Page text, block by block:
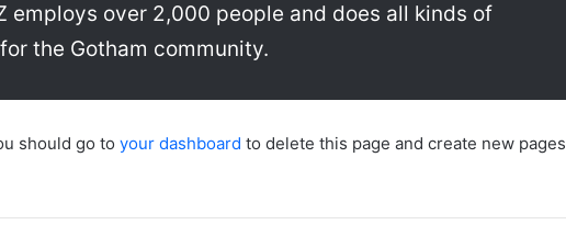
employs over 2,000 people and does all kinds of
the Gotham community.
should go to your dashboard to delete this page and create new pages